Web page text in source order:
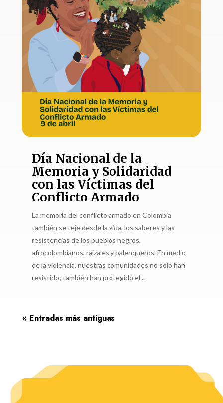
Día Nacional de la
Memoria y Solidaridad
con las Víctimas del
Conflicto Armado
La memoria del conflicto armado en Colombia
también se teje desde la vida, los saberes y las
resistencias de los pueblos negros,
afrocolombianos, raizales y palenqueros. En medio
de la violencia, nuestras comunidades no solo han
resistido; también han protegido el...
« Entradas más antiguas